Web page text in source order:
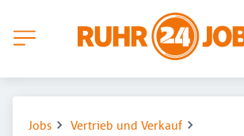
Jobs
Vertrieb und Verkauf